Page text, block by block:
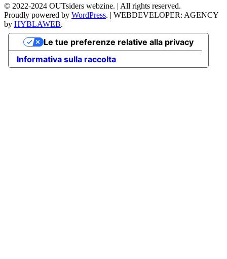
© 2022-2024 OUTsiders webzine. | All rights reserved.
Proudly powered by WordPress. | WEBDEVELOPER: AGENCY
by HYBLAWEB.
Informativa sulla raccolta
Le tue preferenze relative alla privacy